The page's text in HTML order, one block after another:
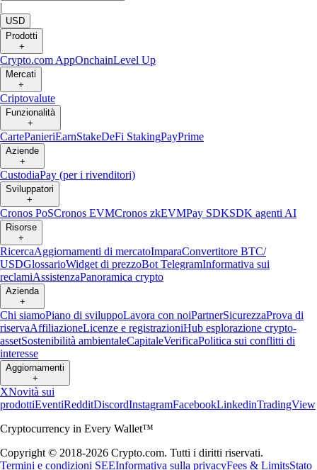
|
USD
Prodotti
+
Crypto.com AppOnchainLevel Up
Mercati
+
Criptovalute
Funzionalità
+
CartePanieriEarnStakeDeFi StakingPayPrime
Aziende
+
CustodiaPay (per i rivenditori)
Sviluppatori
+
Cronos PoSCronos EVMCronos zkEVMPay SDKSDK agenti AI
Risorse
+
RicercaAggiornamenti di mercatoImparaConvertitore BTC/
USDGlossarioWidget di prezzoBot TelegramInformativa sui
reclamiAssistenzaPanoramica crypto
Azienda
+
Chi siamoPiano di sviluppoLavora con noiPartnerSicurezzaProva di
riservaAffiliazioneLicenze e registrazioniHub esplorazione crypto-
assetSostenibilità ambientaleCapitaleVerificaPolitica sui conflitti di
interesse
Aggiornamenti
+
XNovità sui
prodottiEventiRedditDiscordInstagramFacebookLinkedinTradingView
Cryptocurrency in Every Wallet™
Copyright © 2018-2026 Crypto.com. Tutti i diritti riservati.
Termini e condizioni SEEInformativa sulla privacyFees & LimitsStato